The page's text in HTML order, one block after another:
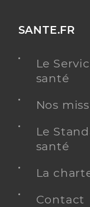
SANTE.FR
Le
santé
Nos
Le
santé
La
Contact